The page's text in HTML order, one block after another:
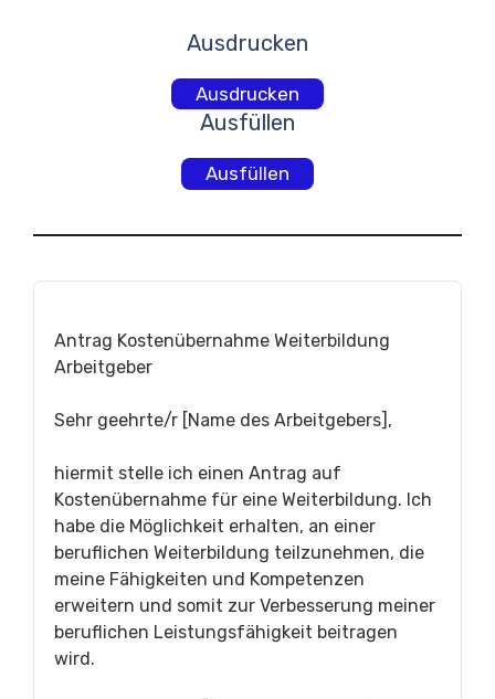
Ausdrucken
Ausdrucken
Ausfüllen
Ausfüllen
Antrag Kostenübernahme Weiterbildung
Arbeitgeber
Sehr geehrte/r [Name des Arbeitgebers],
hiermit stelle ich einen Antrag auf
Kostenübernahme für eine Weiterbildung. Ich
habe die Möglichkeit erhalten, an einer
beruflichen Weiterbildung teilzunehmen, die
meine Fähigkeiten und Kompetenzen
erweitern und somit zur Verbesserung meiner
beruflichen Leistungsfähigkeit beitragen
wird.